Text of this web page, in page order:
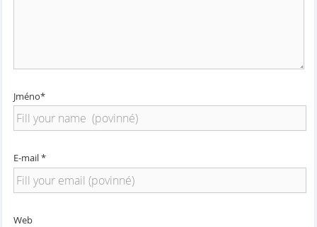
Jméno*
E-mail *
Web